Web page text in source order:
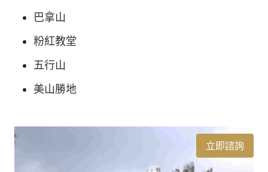
巴拿山
粉紅教堂
五行山
美山勝地
立即諮詢